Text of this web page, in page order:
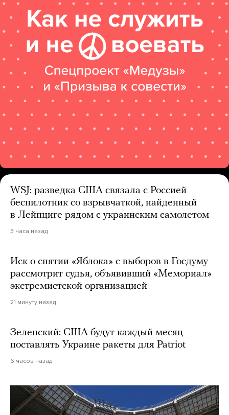
WSJ: разведка США связала с Россией
беспилотник со взрывчаткой, найденный
в Лейпциге рядом с украинским самолетом
3 часа назад
Иск о снятии «Яблока» с выборов в Госдуму
рассмотрит судья, объявивший «Мемориал»
экстремистской организацией
21 минуту назад
Зеленский: США будут каждый месяц
поставлять Украине ракеты для Patriot
6 часов назад